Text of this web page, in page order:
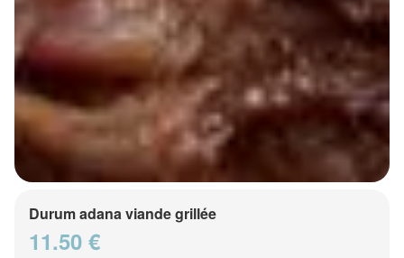
Durum adana viande grillée
11.50 €